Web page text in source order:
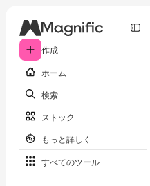
作成
ホーム
検索
ストック
もっと詳しく
すべてのツール